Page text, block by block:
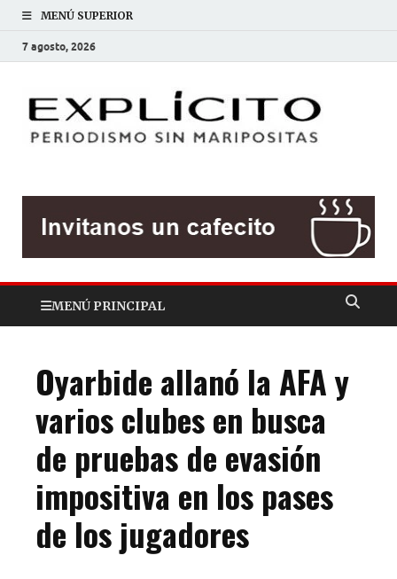
MENÚ SUPERIOR
7 agosto, 2026
MENÚ PRINCIPAL
Oyarbide allanó la AFA y
varios clubes en busca
de pruebas de evasión
impositiva en los pases
de los jugadores